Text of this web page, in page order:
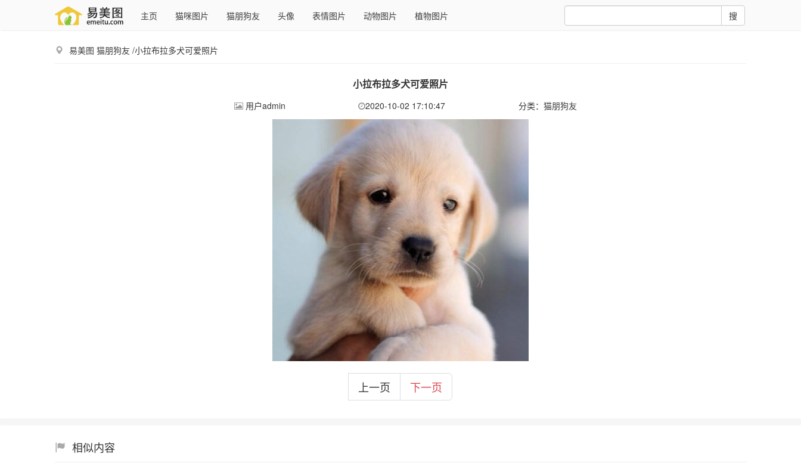
主页 猫咪图片 猫朋狗友 头像 表情图片 动物图片 植物图片 搜
易美图 猫朋狗友 /小拉布拉多犬可爱照片
小拉布拉多犬可爱照片
用户admin 2020-10-02 17:10:47 分类：猫朋狗友
上一页 下一页
相似内容